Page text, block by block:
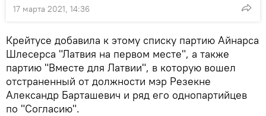
17 марта 2021, 14:36
Крейтусе добавила к этому списку партию Айнарса
Шлесерса "Латвия на первом месте", а также
партию "Вместе для Латвии", в которую вошел
отстраненный от должности мэр Резекне
Александр Барташевич и ряд его однопартийцев
по "Согласию".